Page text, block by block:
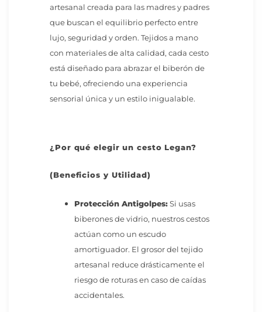
artesanal creada para las madres y padres
que buscan el equilibrio perfecto entre
lujo, seguridad y orden. Tejidos a mano
con materiales de alta calidad, cada cesto
está diseñado para abrazar el biberón de
tu bebé, ofreciendo una experiencia
sensorial única y un estilo inigualable.
¿Por qué elegir un cesto Legan?
(Beneficios y Utilidad)
Protección Antigolpes:Si usas
biberones de vidrio, nuestros cestos
actúan como un escudo
amortiguador. El grosor del tejido
artesanal reduce drásticamente el
riesgo de roturas en caso de caídas
accidentales.